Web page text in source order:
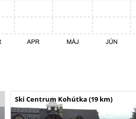
Ski Centrum Kohútka (19 km)